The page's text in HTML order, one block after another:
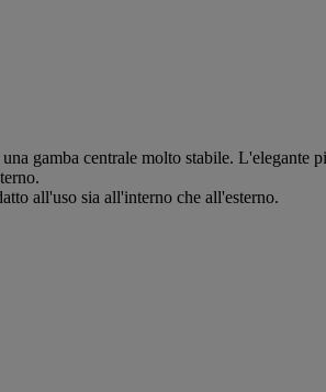
gamba centrale molto stabile. L'elegante
all'uso sia all'interno che all'esterno.